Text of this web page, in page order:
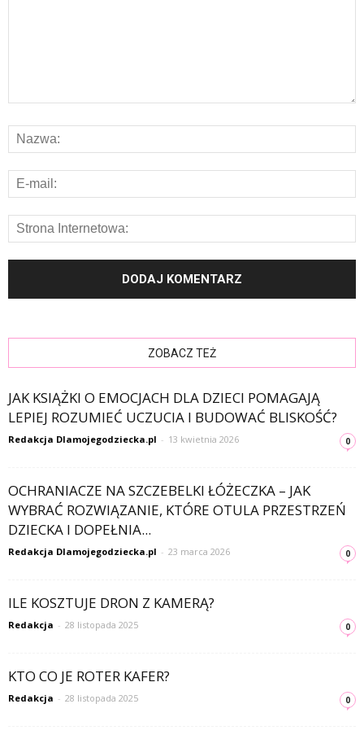
ZOBACZ TEŻ
JAK KSIĄŻKI O EMOCJACH DLA DZIECI POMAGAJĄ
LEPIEJ ROZUMIEĆ UCZUCIA I BUDOWAĆ BLISKOŚĆ?
Redakcja Dlamojegodziecka.pl - 13 kwietnia 2026 0
OCHRANIACZE NA SZCZEBELKI ŁÓŻECZKA – JAK
WYBRAĆ ROZWIĄZANIE, KTÓRE OTULA PRZESTRZEŃ
DZIECKA I DOPEŁNIA...
Redakcja Dlamojegodziecka.pl - 23 marca 2026 0
ILE KOSZTUJE DRON Z KAMERĄ?
Redakcja - 28 listopada 2025 0
KTO CO JE ROTER KAFER?
Redakcja - 28 listopada 2025 0